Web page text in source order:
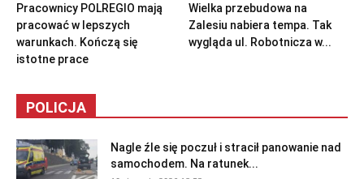
Pracownicy POLREGIO mają
pracować w lepszych
warunkach. Kończą się
istotne prace
Wielka przebudowa na
Zalesiu nabiera tempa. Tak
wygląda ul. Robotnicza w...
POLICJA
Nagle źle się poczuł i stracił panowanie nad
samochodem. Na ratunek...